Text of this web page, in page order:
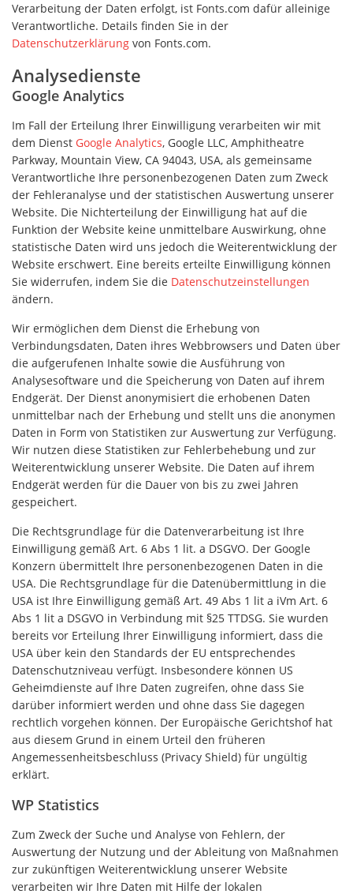
Verarbeitung der Daten erfolgt, ist Fonts.com dafür alleinige
Verantwortliche. Details finden Sie in der
Datenschutzerklärung von Fonts.com.
Analysedienste
Google Analytics
Im Fall der Erteilung Ihrer Einwilligung verarbeiten wir mit
dem Dienst Google Analytics, Google LLC, Amphitheatre
Parkway, Mountain View, CA 94043, USA, als gemeinsame
Verantwortliche Ihre personenbezogenen Daten zum Zweck
der Fehleranalyse und der statistischen Auswertung unserer
Website. Die Nichterteilung der Einwilligung hat auf die
Funktion der Website keine unmittelbare Auswirkung, ohne
statistische Daten wird uns jedoch die Weiterentwicklung der
Website erschwert. Eine bereits erteilte Einwilligung können
Sie widerrufen, indem Sie die Datenschutzeinstellungen
ändern.
Wir ermöglichen dem Dienst die Erhebung von
Verbindungsdaten, Daten ihres Webbrowsers und Daten über
die aufgerufenen Inhalte sowie die Ausführung von
Analysesoftware und die Speicherung von Daten auf ihrem
Endgerät. Der Dienst anonymisiert die erhobenen Daten
unmittelbar nach der Erhebung und stellt uns die anonymen
Daten in Form von Statistiken zur Auswertung zur Verfügung.
Wir nutzen diese Statistiken zur Fehlerbehebung und zur
Weiterentwicklung unserer Website. Die Daten auf ihrem
Endgerät werden für die Dauer von bis zu zwei Jahren
gespeichert.
Die Rechtsgrundlage für die Datenverarbeitung ist Ihre
Einwilligung gemäß Art. 6 Abs 1 lit. a DSGVO. Der Google
Konzern übermittelt Ihre personenbezogenen Daten in die
USA. Die Rechtsgrundlage für die Datenübermittlung in die
USA ist Ihre Einwilligung gemäß Art. 49 Abs 1 lit a iVm Art. 6
Abs 1 lit a DSGVO in Verbindung mit §25 TTDSG. Sie wurden
bereits vor Erteilung Ihrer Einwilligung informiert, dass die
USA über kein den Standards der EU entsprechendes
Datenschutzniveau verfügt. Insbesondere können US
Geheimdienste auf Ihre Daten zugreifen, ohne dass Sie
darüber informiert werden und ohne dass Sie dagegen
rechtlich vorgehen können. Der Europäische Gerichtshof hat
aus diesem Grund in einem Urteil den früheren
Angemessenheitsbeschluss (Privacy Shield) für ungültig
erklärt.
WP Statistics
Zum Zweck der Suche und Analyse von Fehlern, der
Auswertung der Nutzung und der Ableitung von Maßnahmen
zur zukünftigen Weiterentwicklung unserer Website
verarbeiten wir Ihre Daten mit Hilfe der lokalen